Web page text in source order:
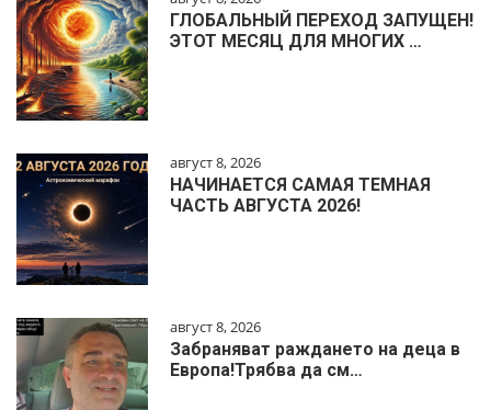
ГЛОБАЛЬНЫЙ ПЕРЕХОД ЗАПУЩЕН!
ЭТОТ МЕСЯЦ ДЛЯ МНОГИХ …
август 8, 2026
НАЧИНАЕТСЯ САМАЯ ТЕМНАЯ
ЧАСТЬ АВГУСТА 2026!
август 8, 2026
Забраняват раждането на деца в
Европа!Трябва да см…